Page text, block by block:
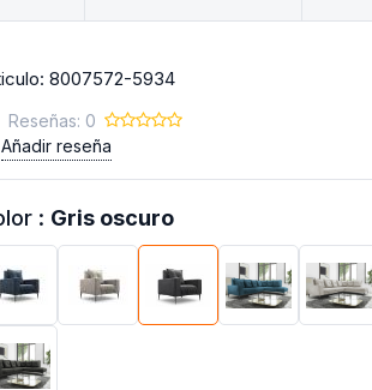
8007572-5934
Reseñas: 0
Añadir reseña
: Gris oscuro